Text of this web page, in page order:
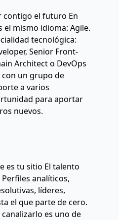
contigo el futuro En
el mismo idioma: Agile.
tecnológica:
Senior Front-
Architect o DevOps
con un grupo de
a varios
para aportar
nuevos.
es tu sitio El talento
analíticos,
líderes,
el que parte de cero.
es uno de